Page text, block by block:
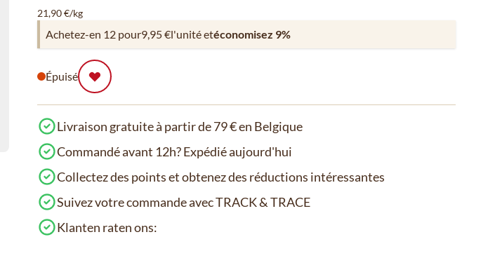
21,90 €/kg
Achetez-en 12 pour9,95 €l'unité etéconomisez 9%
Épuisé
Livraison gratuite à partir de 79 € en Belgique
Commandé avant 12h? Expédié aujourd'hui
Collectez des points et obtenez des réductions intéressantes
Suivez votre commande avec TRACK & TRACE
Klanten raten ons: